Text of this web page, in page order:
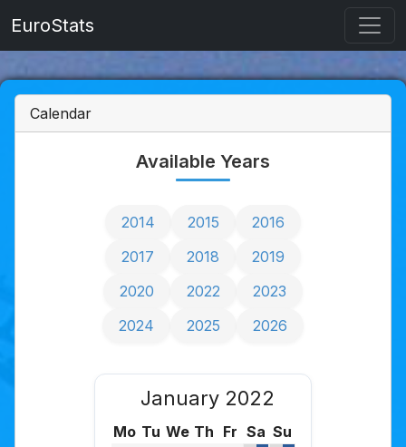
EuroStats
Calendar
Available Years
2014 2015
2016
2017
2018
2019
2020
2022
2023
2024
2025 2026
January 2022
Mo Tu We Th Fr Sa Su